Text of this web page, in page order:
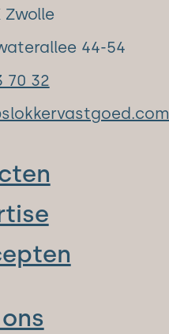
Zwolle
44-54
70 32